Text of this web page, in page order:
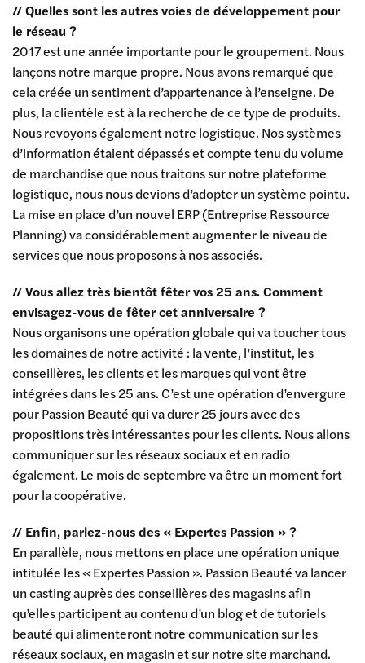
// Quelles sont les autres voies de développement pour
le réseau ?
2017 est une année importante pour le groupement. Nous
lançons notre marque propre. Nous avons remarqué que
cela créée un sentiment d’appartenance à l’enseigne. De
plus, la clientèle est à la recherche de ce type de produits.
Nous revoyons également notre logistique. Nos systèmes
d’information étaient dépassés et compte tenu du volume
de marchandise que nous traitons sur notre plateforme
logistique, nous nous devions d’adopter un système pointu.
La mise en place d’un nouvel ERP (Entreprise Ressource
Planning) va considérablement augmenter le niveau de
services que nous proposons à nos associés.
// Vous allez très bientôt fêter vos 25 ans. Comment
envisagez-vous de fêter cet anniversaire ?
Nous organisons une opération globale qui va toucher tous
les domaines de notre activité : la vente, l’institut, les
conseillères, les clients et les marques qui vont être
intégrées dans les 25 ans. C’est une opération d’envergure
pour Passion Beauté qui va durer 25 jours avec des
propositions très intéressantes pour les clients. Nous allons
communiquer sur les réseaux sociaux et en radio
également. Le mois de septembre va être un moment fort
pour la coopérative.
// Enfin, parlez-nous des « Expertes Passion » ?
En parallèle, nous mettons en place une opération unique
intitulée les « Expertes Passion ». Passion Beauté va lancer
un casting auprès des conseillères des magasins afin
qu’elles participent au contenu d’un blog et de tutoriels
beauté qui alimenteront notre communication sur les
réseaux sociaux, en magasin et sur notre site marchand.